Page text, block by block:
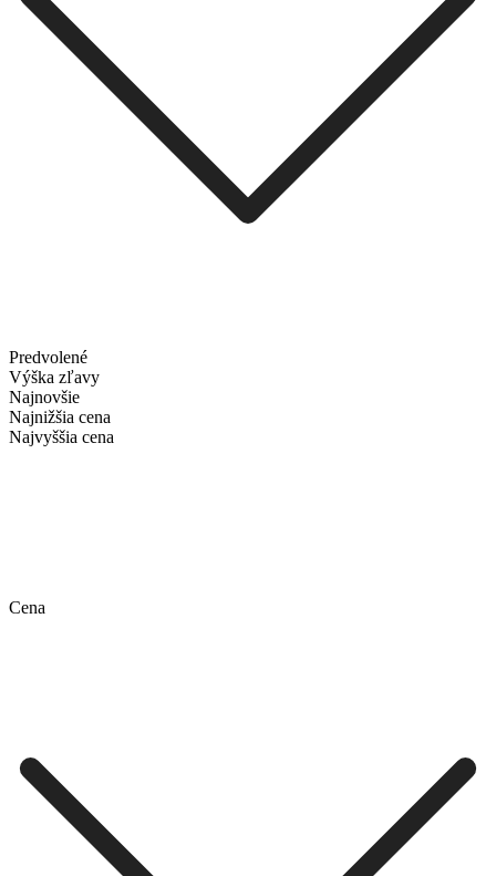
Predvolené
Výška zľavy
Najnovšie
Najnižšia cena
Najvyššia cena
Cena